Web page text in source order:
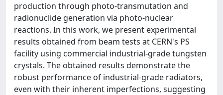
production through photo-transmutation and
radionuclide generation via photo-nuclear
reactions. In this work, we present experimental
results obtained from beam tests at CERN's PS
facility using commercial industrial-grade tungsten
crystals. The obtained results demonstrate the
robust performance of industrial-grade radiators,
even with their inherent imperfections, suggesting